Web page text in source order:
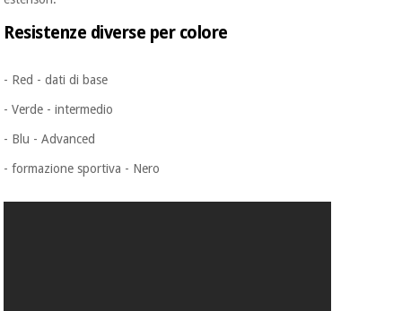
Resistenze diverse per colore
- Red - dati di base
- Verde - intermedio
- Blu - Advanced
- formazione sportiva - Nero